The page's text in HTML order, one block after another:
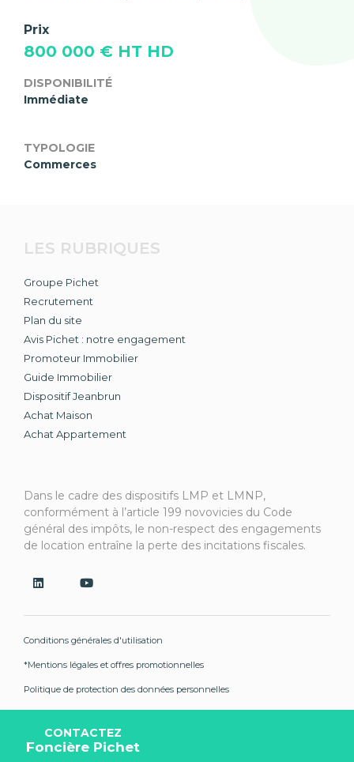
CONTACTEZ
Foncière Pichet
Prix
800 000 € HT HD
DISPONIBILITÉ
Immédiate
TYPOLOGIE
Commerces
LES RUBRIQUES
Groupe Pichet
Recrutement
Plan du site
Avis Pichet : notre engagement
Promoteur Immobilier
Guide Immobilier
Dispositif Jeanbrun
Achat Maison
Achat Appartement
Dans le cadre des dispositifs LMP et LMNP,
conformément à l’article 199 novovicies du Code
général des impôts, le non-respect des engagements
de location entraîne la perte des incitations fiscales.
Conditions générales d'utilisation
*Mentions légales et offres promotionnelles
Politique de protection des données personnelles